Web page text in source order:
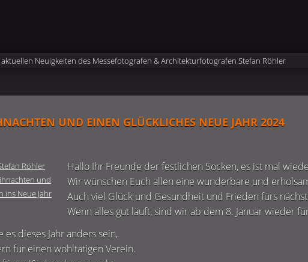
UND EINEN GLÜCKLICHES NEUE JAHR 2024
Hallo Ihr Freunde der festlichen Socken, es ist mal
Wir wünschen Euch allen eine wunderbare und
Auch viel Glück und Gesundheit und Frieden fürs
Wenn alles gut läuft, sind wir ab dem 8. Januar wieder
dieses Jahr anders sein,
für einen wohltätigen Verein.